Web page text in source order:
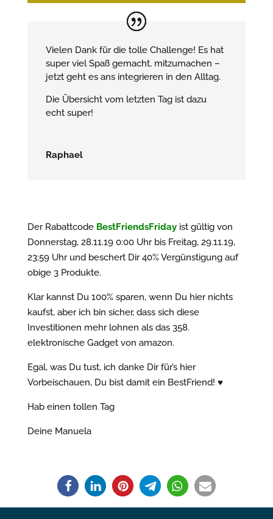
Vielen Dank für die tolle Challenge! Es hat
super viel Spaß gemacht, mitzumachen –
jetzt geht es ans integrieren in den Alltag.
Die Übersicht vom letzten Tag ist dazu
echt super!
Raphael
Der Rabattcode BestFriendsFridayist gültig von
Donnerstag, 28.11.19 0:00 Uhr bis Freitag, 29.11.19,
23:59 Uhr und beschert Dir 40% Vergünstigung auf
obige 3 Produkte.
Klar kannst Du 100% sparen, wenn Du hier nichts
kaufst, aber ich bin sicher, dass sich diese
Investitionen mehr lohnen als das 358.
elektronische Gadget von amazon.
Egal, was Du tust, ich danke Dir für’s hier
Vorbeischauen, Du bist damit ein BestFriend! ♥
Hab einen tollen Tag
Deine Manuela